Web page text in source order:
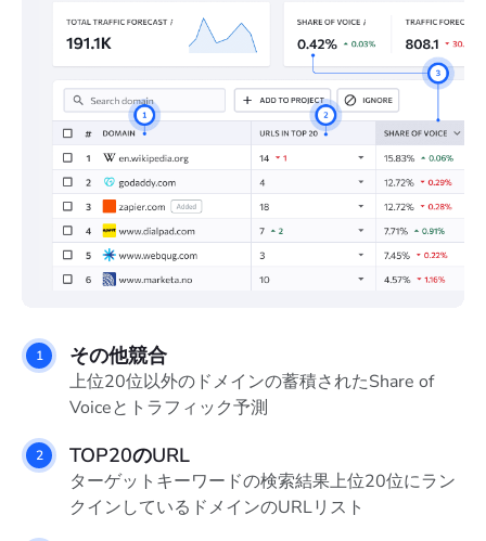
その他競合
上位20位以外のドメインの蓄積されたShare of
Voiceとトラフィック予測
TOP20のURL
ターゲットキーワードの検索結果上位20位にラン
クインしているドメインのURLリスト